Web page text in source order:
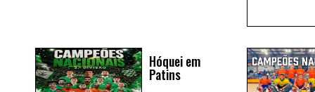
Hóquei em
Patins